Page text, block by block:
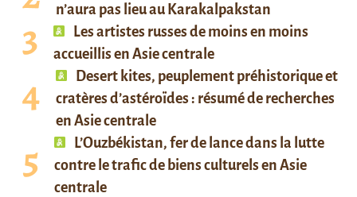
n’aura pas lieu au Karakalpakstan
Les artistes russes de moins en moins
accueillis en Asie centrale
Desert kites, peuplement préhistorique et
cratères d’astéroïdes : résumé de recherches
en Asie centrale
L’Ouzbékistan, fer de lance dans la lutte
contre le trafic de biens culturels en Asie
centrale